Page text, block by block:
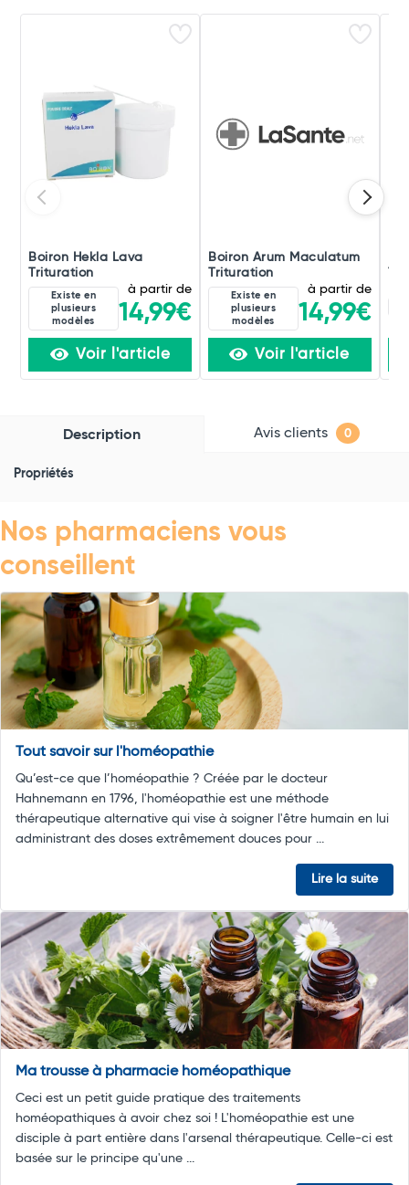
Boiron Hekla Lava
Trituration
Existe en
plusieurs
modèles
à partir de
14,99€
Voir l'article
Boiron Arum Maculatum
Trituration
Existe en
plusieurs
modèles
à partir de
14,99€
Voir l'article
Description Avis clients 0
Propriétés
Nos pharmaciens vous
conseillent
Tout savoir sur l'homéopathie
Qu’est-ce que l’homéopathie ? Créée par le docteur
Hahnemann en 1796, l'homéopathie est une méthode
thérapeutique alternative qui vise à soigner l'être humain en lui
administrant des doses extrêmement douces pour ...
Lire la suite
Ma trousse à pharmacie homéopathique
Ceci est un petit guide pratique des traitements
homéopathiques à avoir chez soi ! L'homéopathie est une
disciple à part entière dans l'arsenal thérapeutique. Celle-ci est
basée sur le principe qu'une ...